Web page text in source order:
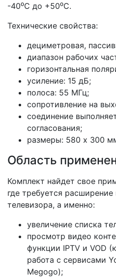
-40⁰С до +50⁰С.
Технические свойства:
дециметровая,
диапазон рабочих
горизонтальная
усиление: 15 дБ;
полоса: 55 МГц;
сопротивление на
соединение
согласования;
размеры: 580 х 300
Область
Комплект найдет свое
где требуется
телевизора, а именно:
увеличение списка
просмотр видео
функции IPTV и VOD
работа с сервисами
Megogo);